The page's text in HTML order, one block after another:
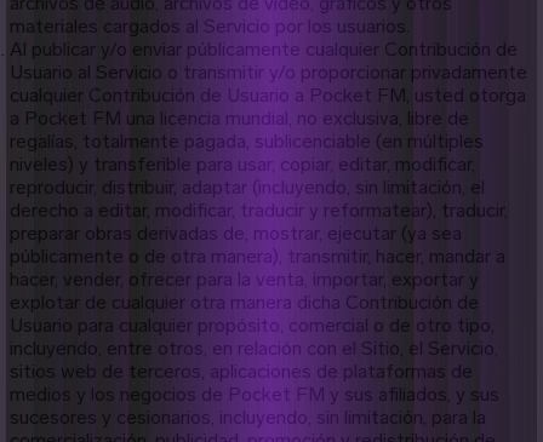
materiales cargados al Servicio por los usuarios.
Al publicar y/o enviar públicamente cualquier Contribución de
Usuario al Servicio o transmitir y/o proporcionar privadamente
cualquier Contribución de Usuario a Pocket FM, usted otorga
a Pocket FM una licencia mundial, no exclusiva, libre de
regalías, totalmente pagada, sublicenciable (en múltiples
niveles) y transferible para usar, copiar, editar, modificar,
reproducir, distribuir, adaptar (incluyendo, sin limitación, el
derecho a editar, modificar, traducir y reformatear), traducir,
preparar obras derivadas de, mostrar, ejecutar (ya sea
públicamente o de otra manera), transmitir, hacer, mandar a
hacer, vender, ofrecer para la venta, importar, exportar y
explotar de cualquier otra manera dicha Contribución de
Usuario para cualquier propósito, comercial o de otro tipo,
incluyendo, entre otros, en relación con el Sitio, el Servicio,
sitios web de terceros, aplicaciones de plataformas de
medios y los negocios de Pocket FM y sus afiliados, y sus
sucesores y cesionarios, incluyendo, sin limitación, para la